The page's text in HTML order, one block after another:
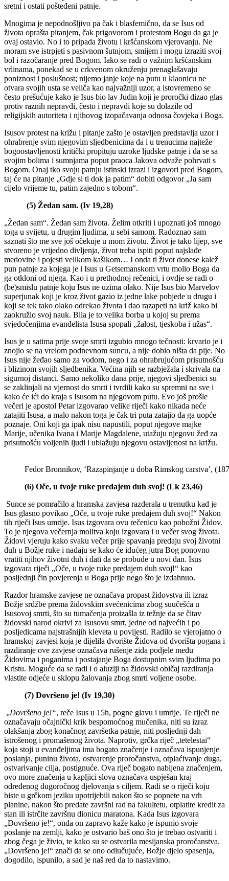
sretni i ostati pošteđeni patnje.
Mnogima je nepodnošljivo pa čak i blasfemično, da se Isus od
života oprašta pitanjem, čak prigovorom i protestom Bogu da ga je
ovaj ostavio. No i to pripada životu i kršćanskom vjerovanju. Ne
moram sve istrpjeti s pasivnom šutnjom, smijem i mogu izraziti svoj
bol i razočaranje pred Bogom. Iako se radi o važnim kršćanskim
vrlinama, ponekad se u crkvenom okruženju prenaglašavaju
poniznost i poslušnost; nijemo janje koje na putu u klaonicu ne
otvara svojih usta se veliča kao najvažniji uzor, a istovremeno se
često prešućuje kako je Isus bio lav Judin koji je proročki dizao glas
protiv raznih nepravdi, često i nepravdi koje su dolazile od
religijskih autoriteta i njihovog izopačavanja odnosa čovjeka i Boga.
Isusov protest na križu i pitanje zašto je ostavljen predstavlja uzor i
ohrabrenje svim njegovim sljedbenicima da i u trenucima najteže
bogoostavljenosti kritički propituju uzroke ljudske patnje i da se sa
svojim bolima i sumnjama poput praoca Jakova odvaže pohrvati s
Bogom. Onaj tko svoju patnju istinski izrazi i izgovori pred Bogom,
taj će na pitanje „Gdje si ti dok ja patim“ dobiti odgovor „Ja sam
cijelo vrijeme tu, patim zajedno s tobom“.
(5) Žedan sam. (Iv 19,28)
„Žedan sam“. Žedan sam života. Želim otkriti i upoznati još mnogo
toga u svijetu, u drugim ljudima, u sebi samom. Radoznao sam
saznati što me sve još očekuje u mom životu. Život je tako lijep, sve
stvoreno je vrijedno divljenja, život treba ispiti poput najslađe
medovine i pojesti velikom kašikom… I onda ti život donese kalež
pun patnje za kojega je i Isus u Getsemanskom vrtu molio Boga da
ga otkloni od njega. Kao i u prethodnoj rečenici, i ovdje se radi o
(be)smislu patnje koju Isus ne uzima olako. Nije Isus bio Marvelov
superjunak koji je kroz život gazio iz jedne lake pobjede u drugu i
koji se tek tako olako odrekao života i dao razapeti na križ kako bi
zaokružio svoj nauk. Bila je to velika borba u kojoj su prema
svjedočenjima evanđelista Isusa spopali „žalost, tjeskoba i užas“.
Isus je u satima prije svoje smrti izgubio mnogo tečnosti: krvario je i
znojio se na vrelom podnevnom suncu, a nije dobio ništa da pije. No
Isus nije žeđao samo za vodom, nego i za ohrabrujućom prisutnošću
i blizinom svojih sljedbenika. Većina njih se razbježala i skrivala na
sigurnoj distanci. Samo nekoliko dana prije, njegovi sljedbenici su
se zaklinjali na vjernost do smrti i tvrdili kako su spremni na sve i
kako će ići do kraja s Isusom na njegovom putu. Evo još prošle
večeri je apostol Petar izgovarao velike riječi kako nikada neće
zatajiti Isusa, a malo nakon toga je čak tri puta zatajio da ga uopće
poznaje. Oni koji ga ipak nisu napustili, poput njegove majke
Marije, učenika Ivana i Marije Magdalene, utažuju njegovu žeđ za
prisutnošću voljenih ljudi i ublažuju njegovu ostavljenost na križu.
Fedor Bronnikov, ‘Razapinjanje u doba Rimskog carstva’,
(6) Oče, u tvoje ruke predajem duh svoj! (Lk 23,46)
Sunce se pomračilo a hramska zavjesa razderala u trenutku kad je
Isus glasno povikao „Oče, u tvoje ruke predajem duh svoj!“ Nakon
tih riječi Isus umrije. Isus izgovara ovu rečenicu kao pobožni Židov.
To je njegova večernja molitva koju izgovara i u večer svog života.
Židovi vjeruju kako svaku večer prije spavanja predaju svoj životni
duh u Božje ruke i nadaju se kako će idućeg jutra Bog ponovno
vratiti njihov životni duh i dati da se probude u novi dan. Isus
izgovara riječi „Oče, u tvoje ruke predajem duh svoj!“ kao
posljednji čin povjerenja u Boga prije nego što je izdahnuo.
Razdor hramske zavjese ne označava propast židovstva ili izraz
Božje srdžbe prema židovskim svećenicima zbog suučešća u
Isusovoj smrti, što su tumačenja proizašla iz težnje da se čitav
židovski narod okrivi za Isusovu smrt, jedne od najvećih i po
posljedicama najstrašnijih kleveta u povijesti. Radilo se vjerojatno o
hramskoj zavjesi koja je dijelila dvorište Židova od dvorišta pogana i
razdiranje ove zavjese označava rušenje zida podjele među
Židovima i poganima i postajanje Boga dostupnim svim ljudima po
Kristu. Moguće da se radi i o aluziji na židovski običaj razdiranja
vlastite odjeće u sklopu žalovanja zbog smrti voljene osobe.
(7) Dovršeno je! (Iv 19,30)
„Dovršeno je!“, reče Isus u 15h, pogne glavu i umrije. Te riječi ne
označavaju očajnički krik bespomoćnog mučenika, niti su izraz
olakšanja zbog konačnog završetka patnje, niti posljednji dah
istrošenog i promašenog života. Naprotiv, grčka riječ „tetelestai“
koja stoji u evanđeljima ima bogato značenje i označava ispunjenje
poslanja, puninu života, ostvarenje proročanstva, otplaćivanje duga,
ostvarivanje cilja, postignuće. Ova riječ bogato nabijena značenjem,
ovo more značenja u kapljici slova označava uspješan kraj
određenog dugoročnog djelovanja s ciljem. Radi se o riječi koju
biste u grčkom jeziku upotrijebili nakon što se popnete na vrh
planine, nakon što predate završni rad na fakultetu, otplatite kredit za
stan ili istrčite završnu dionicu maratona. Kada Isus izgovara
„Dovršeno je!“, onda on zapravo kaže kako je ispunio svoje
poslanje na zemlji, kako je ostvario baš ono što je trebao ostvariti i
zbog čega je živio, te kako su se ostvarila mesijanska proročanstva.
„Dovršeno je!“ znači da se ono odlučujuće, Božje djelo spasenja,
dogodilo, ispunilo, a sad je naš red da to nastavimo.